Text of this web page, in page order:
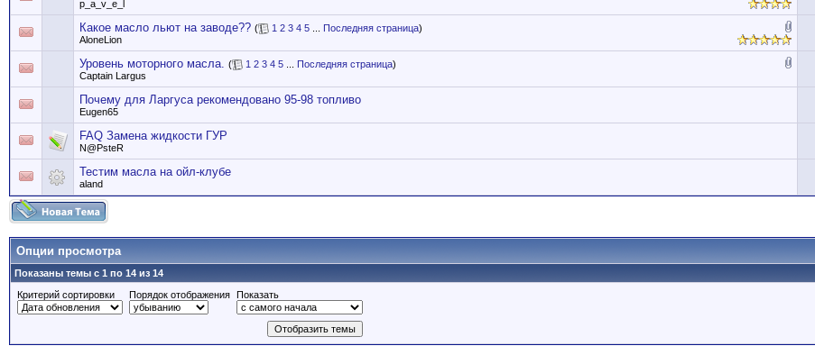
p_a_v_e_l
Какое масло льют на заводе?? ( 1 2 3 4 5 Последняя страница)
AloneLion
Уровень моторного масла. ( 1 2 3 4 5 Последняя страница)
Captain Largus
Почему для Ларгуса рекомендовано 95-98 топливо
Eugen65
FAQ Замена жидкости ГУР
N@PsteR
Тестим масла на ойл-клубе
aland
Опции просмотра
Показаны темы с 1 по 14 из 14
Критерий сортировки
Порядок отображения Показать